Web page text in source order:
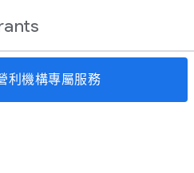
利機構專屬服務